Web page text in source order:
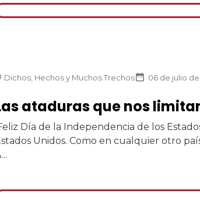
Dichos, Hechos y Muchos Trechos 06 de julio
ataduras que nos
Día de la Independencia de los
Unidos. Como en cualquier otro